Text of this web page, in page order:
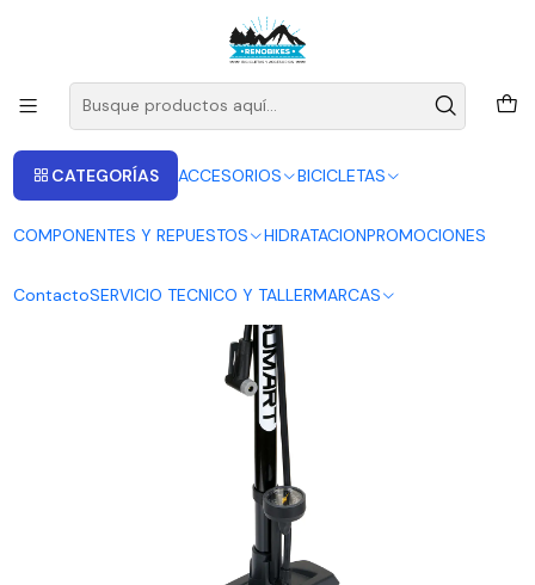
CATEGORÍAS ACCESORIOS BICICLETAS
COMPONENTES Y REPUESTOS HIDRATACIONPROMOCIONES
ContactoSERVICIO TECNICO Y TALLERMARCAS
ENVIOS A LAS RECIONES V - IV - RM DESDE 2.990
Bombín de pie Sumart 160 PSI Directo Para válvula Auto/ Francesa